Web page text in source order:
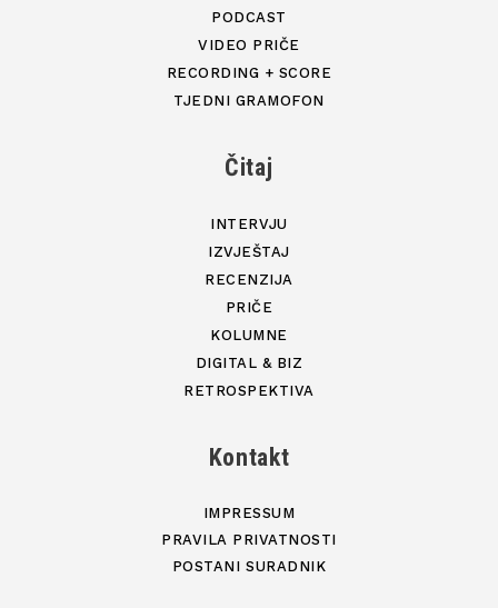
PODCAST
VIDEO PRIČE
RECORDING + SCORE
TJEDNI GRAMOFON
Čitaj
INTERVJU
IZVJEŠTAJ
RECENZIJA
PRIČE
KOLUMNE
DIGITAL & BIZ
RETROSPEKTIVA
Kontakt
IMPRESSUM
PRAVILA PRIVATNOSTI
POSTANI SURADNIK